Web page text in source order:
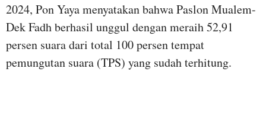
2024, Pon Yaya menyatakan bahwa Paslon Mualem-
Dek Fadh berhasil unggul dengan meraih 52,91
persen suara dari total 100 persen tempat
pemungutan suara (TPS) yang sudah terhitung.